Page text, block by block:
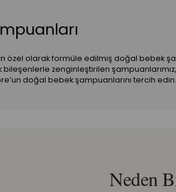
özel olarak formüle edilmiş doğal bebek
zenginleştirilen
doğal bebek şampuanlarını tercih edin.
Neden